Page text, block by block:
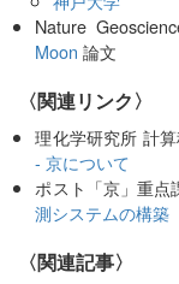
Nature
Moon 論文
〈関連リンク〉
理化学研究所 計
- 京について
ポスト「京」重点
測システムの構築
関連記事